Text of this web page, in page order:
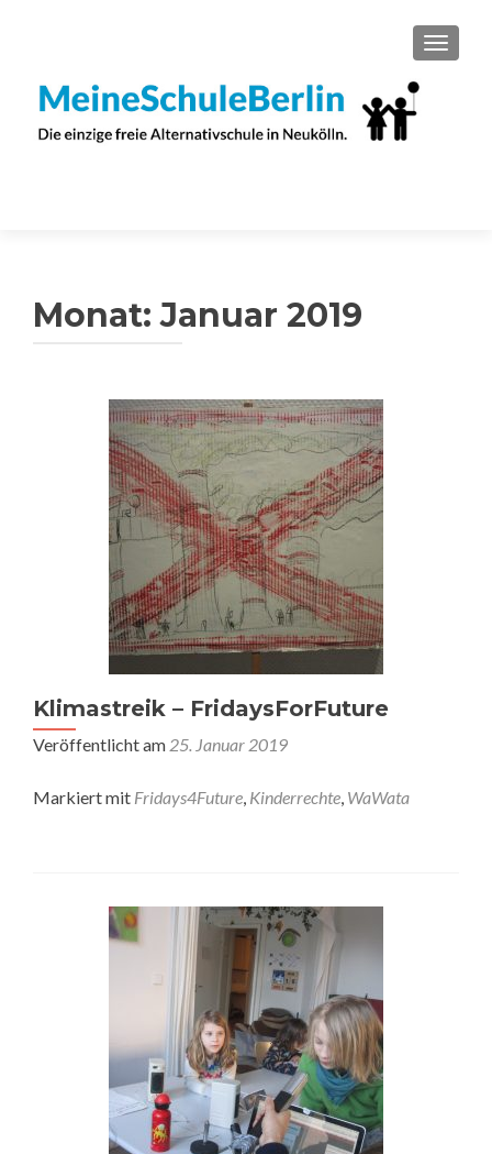
Monat:Januar 2019
Klimastreik – FridaysForFuture
Veröffentlicht am 25. Januar 2019
Markiert mit Fridays4Future, Kinderrechte, WaWata